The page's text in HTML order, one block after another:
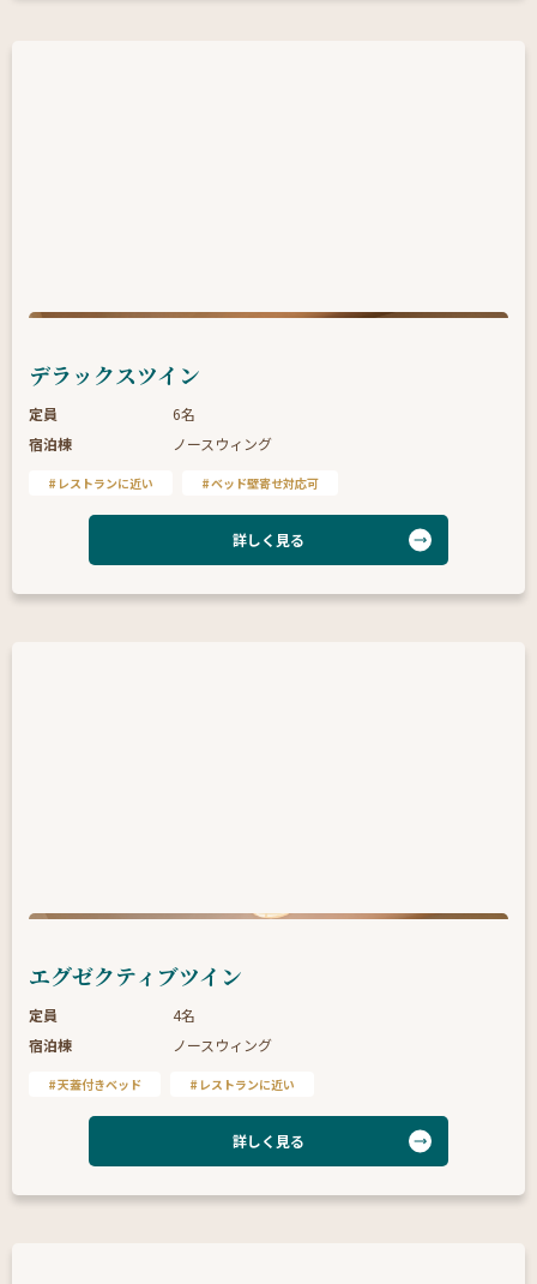
デラックスツイン
定員
6名
宿泊棟
ノースウィング
レストランに近い ベッド壁寄せ対応可
詳しく見る
エグゼクティブツイン
定員
4名
宿泊棟
ノースウィング
天蓋付きベッド レストランに近い
詳しく見る